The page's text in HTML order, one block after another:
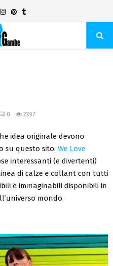
Instagram
Pinterest
Tumblr
0 2397
idea originale devono
su questo sito: We Love
interessanti (e divertenti)
di calze e collant con tutti
e immaginabili disponibili in
mondo.